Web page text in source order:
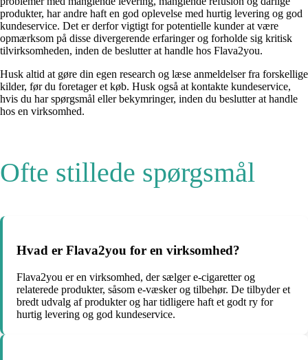
produkter, har andre haft en god oplevelse med hurtig levering og god
kundeservice. Det er derfor vigtigt for potentielle kunder at være
opmærksom på disse divergerende erfaringer og forholde sig kritisk
tilvirksomheden, inden de beslutter at handle hos Flava2you.
Husk altid at gøre din egen research og læse anmeldelser fra forskellige
kilder, før du foretager et køb. Husk også at kontakte kundeservice,
hvis du har spørgsmål eller bekymringer, inden du beslutter at handle
hos en virksomhed.
Ofte stillede spørgsmål
Hvad er Flava2you for en virksomhed?
Flava2you er en virksomhed, der sælger e-cigaretter og
relaterede produkter, såsom e-væsker og tilbehør. De tilbyder et
bredt udvalg af produkter og har tidligere haft et godt ry for
hurtig levering og god kundeservice.